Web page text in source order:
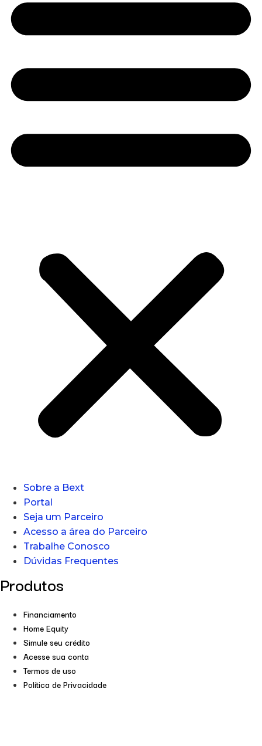
Sobre a Bext
Portal
Seja um Parceiro
Acesso a área do Parceiro
Trabalhe Conosco
Dúvidas Frequentes
Produtos
Financiamento
Home Equity
Simule seu crédito
Acesse sua conta
Termos de uso
Política de Privacidade